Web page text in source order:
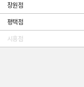
창원점
평택점
시흥점